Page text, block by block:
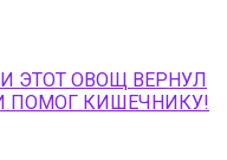
ЭТОТ ОВОЩ ВЕРНУЛ
ПОМОГ КИШЕЧНИКУ!